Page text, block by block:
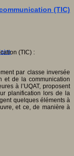
(TIC)
par classe inversée
et de la communication
à l’UQAT, proposent
planification lors de la
quelques éléments à
et ce, de manière à